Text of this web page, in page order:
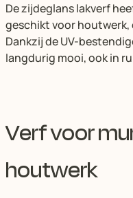
De zijdeglans lakverf
geschikt voor houtwerk,
Dankzij de UV-
langdurig mooi, ook in
Verf voor
houtwerk